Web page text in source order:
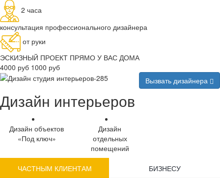
2 часа
консультация профессионального дизайнера
от руки
ЭСКИЗНЫЙ ПРОЕКТ ПРЯМО У ВАС ДОМА
4000 руб 1000 руб
Вызвать дизайнера
Дизайн интерьеров
Дизайн объектов
«Под ключ»
Дизайн
отдельных
помещений
ЧАСТНЫМ КЛИЕНТАМ
БИЗНЕСУ